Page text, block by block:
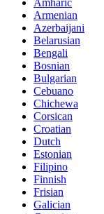
Armenian
Azerbaijani
Belarusian
Bengali
Bosnian
Bulgarian
Cebuano
Chichewa
Corsican
Croatian
Dutch
Estonian
Filipino
Finnish
Frisian
Galician